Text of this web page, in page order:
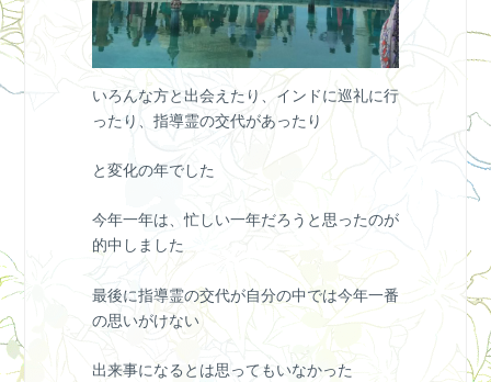
いろんな方と出会えたり、インドに巡礼に行
ったり、指導霊の交代があったり
と変化の年でした
今年一年は、忙しい一年だろうと思ったのが
的中しました
最後に指導霊の交代が自分の中では今年一番
の思いがけない
出来事になるとは思ってもいなかった